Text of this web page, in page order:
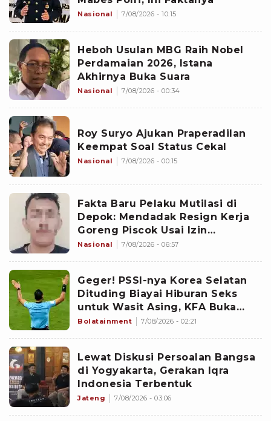
Nasional 7/08/2026 - 10:15
Heboh Usulan MBG Raih Nobel
Perdamaian 2026, Istana
Akhirnya Buka Suara
Nasional 7/08/2026 - 00:34
Roy Suryo Ajukan Praperadilan
Keempat Soal Status Cekal
Nasional 7/08/2026 - 00:15
Fakta Baru Pelaku Mutilasi di
Depok: Mendadak Resign Kerja
Goreng Piscok Usai Izin
Interview di Mal
Nasional 7/08/2026 - 06:57
Geger! PSSI-nya Korea Selatan
Dituding Biayai Hiburan Seks
untuk Wasit Asing, KFA Buka
Suara
Bolatainment 7/08/2026 - 02:21
Lewat Diskusi Persoalan Bangsa
di Yogyakarta, Gerakan Iqra
Indonesia Terbentuk
Jateng 7/08/2026 - 03:06